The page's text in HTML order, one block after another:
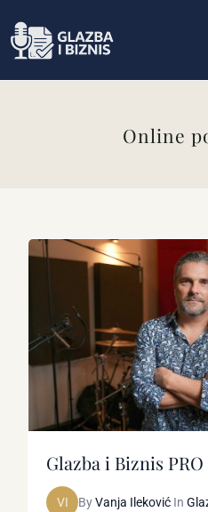
to
Online
Glazba i Biznis PRO
VI ByVanja Ileković In